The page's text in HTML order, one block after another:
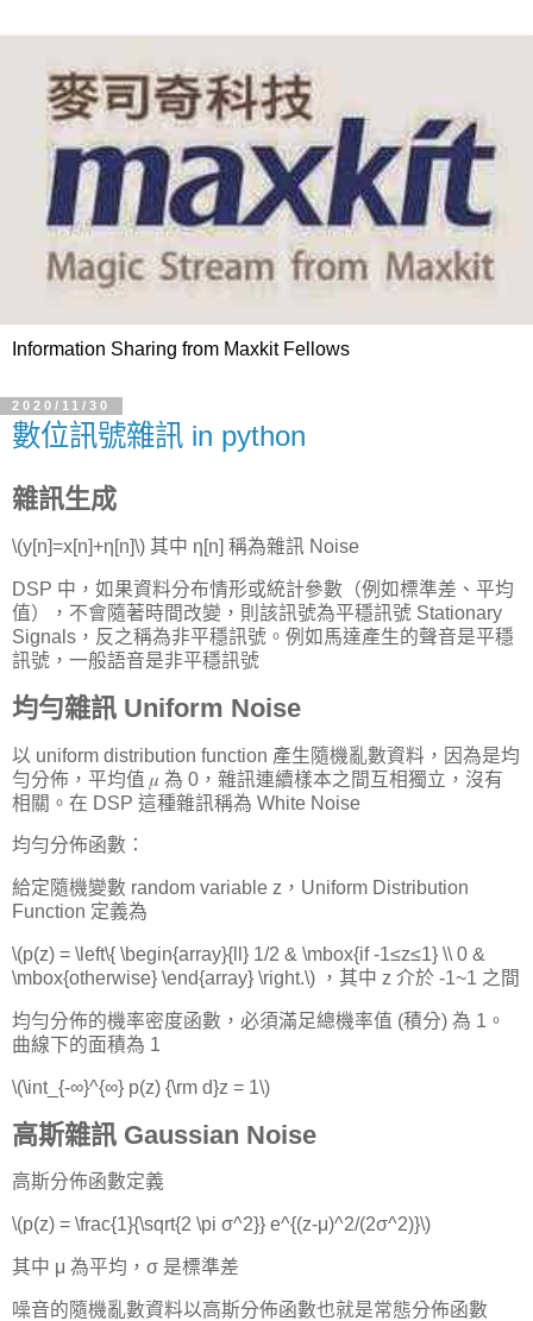
Information Sharing from Maxkit Fellows
2020/11/30
數位訊號雜訊 in python
雜訊生成
\(y[n]=x[n]+η[n]\) 其中 η[n] 稱為雜訊 Noise
DSP 中，如果資料分布情形或統計參數（例如標準差、平均
值），不會隨著時間改變，則該訊號為平穩訊號 Stationary
Signals，反之稱為非平穩訊號。例如馬達產生的聲音是平穩
訊號，一般語音是非平穩訊號
均勻雜訊 Uniform Noise
以 uniform distribution function 產生隨機亂數資料，因為是均
勻分佈，平均值 𝜇 為 0，雜訊連續樣本之間互相獨立，沒有
相關。在 DSP 這種雜訊稱為 White Noise
均勻分佈函數：
給定隨機變數 random variable z，Uniform Distribution
Function 定義為
\(p(z) = \left\{ \begin{array}{ll} 1/2 & \mbox{if -1≤z≤1} \\ 0 &
\mbox{otherwise} \end{array} \right.\) ，其中 z 介於 -1~1 之間
均勻分佈的機率密度函數，必須滿足總機率值 (積分) 為 1。
曲線下的面積為 1
\(\int_{-∞}^{∞} p(z) {\rm d}z = 1\)
高斯雜訊 Gaussian Noise
高斯分佈函數定義
\(p(z) = \frac{1}{\sqrt{2 \pi σ^2}} e^{(z-μ)^2/(2σ^2)}\)
其中 μ 為平均，σ 是標準差
噪音的隨機亂數資料以高斯分佈函數也就是常態分佈函數